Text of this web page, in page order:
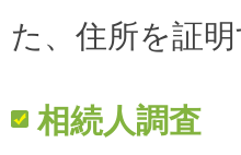
た、住所を証
相続人調査